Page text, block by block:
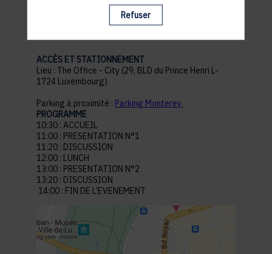
pratiques
ACCÈS ET STATIONNEMENT
Lieu : The Office - City (29, BLD du Prince Henri L-
1724 Luxembourg)
Parking à proximité : Parking Monterey
PROGRAMME
10:30 : ACCUEIL
11:00 : PRESENTATION N°1
11:20 : DISCUSSION
12:00 : LUNCH
13:00 : PRESENTATION N°2
13:20 : DISCUSSION
14:00 : FIN DE L’EVENEMENT
Refuser